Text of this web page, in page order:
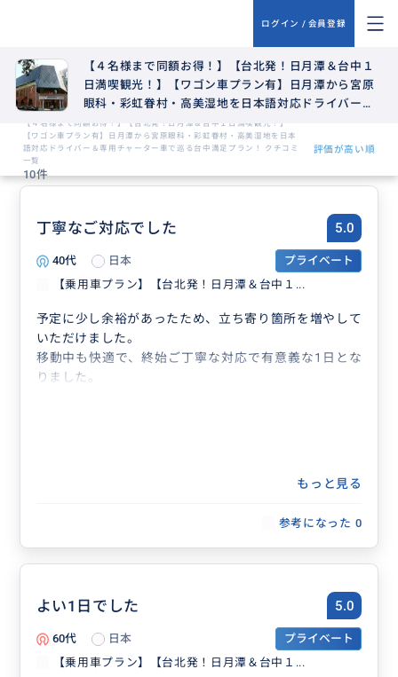
ログイン / 会員登録
【４名様まで同額お得！】【台北発！日月潭＆台中１
日満喫観光！】【ワゴン車プラン有】日月潭から宮原
眼科・彩虹眷村・高美湿地を日本語対応ドライバー＆
専用チャーター車で巡る台中満足プラン！
【４名様まで同額お得！】【台北発！日月潭＆台中１日満喫観光！】
【ワゴン車プラン有】日月潭から宮原眼科・彩虹眷村・高美湿地を日本
語対応ドライバー＆専用チャーター車で巡る台中満足プラン！ クチコミ
一覧
10件
評価が高い順
丁寧なご対応でした 5.0
40代 日本
プライベート
【乗用車プラン】【台北発！日月潭＆台中１...
予定に少し余裕があったため、立ち寄り箇所を増やして
いただけました。
移動中も快適で、終始ご丁寧な対応で有意義な1日とな
りました。
もっと見る
参考になった 0
よい1日でした 5.0
60代 日本
プライベート
【乗用車プラン】【台北発！日月潭＆台中１...